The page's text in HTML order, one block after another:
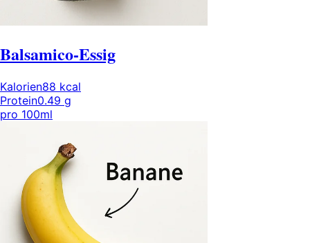
Balsamico-Essig
Kalorien88 kcal
Protein0.49 g
pro 100ml